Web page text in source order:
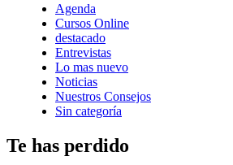
Agenda
Cursos Online
destacado
Entrevistas
Lo mas nuevo
Noticias
Nuestros Consejos
Sin categoría
Te has perdido